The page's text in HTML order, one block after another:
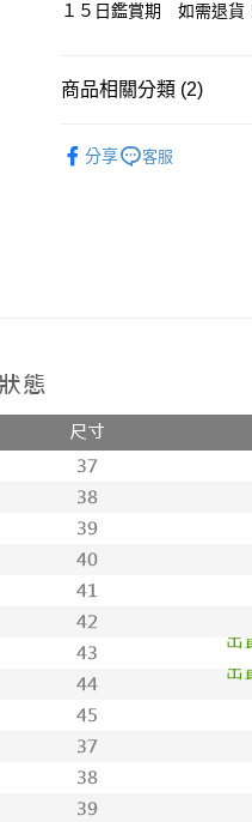
每筆NT$100，滿
付款後711取貨
每筆NT$100，滿
１５日鑑賞期 如需退貨
商品相關分類 (2)
分享 客服